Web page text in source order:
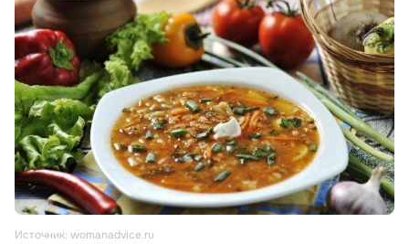
Источник: womanadvice.ru